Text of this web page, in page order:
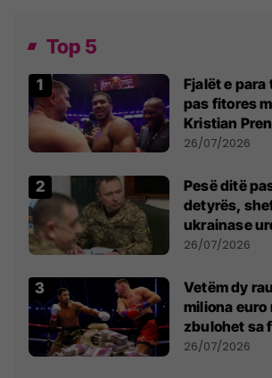
Top 5
Fjalët e
pas fitores
Kristian
26/07/2026
Pesë ditë
detyrës,
ukrainase
kontroll të
26/07/2026
Vetëm dy
miliona euro
zbulohet sa
e Prenga
26/07/2026